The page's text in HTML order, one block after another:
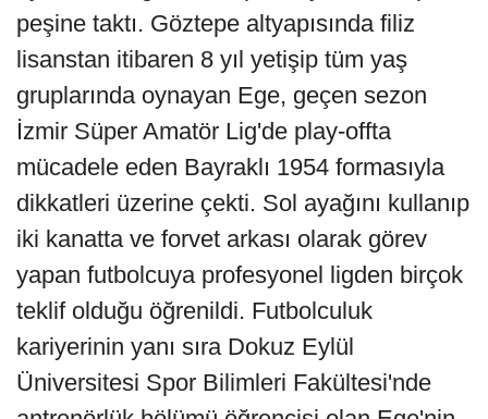
peşine taktı. Göztepe altyapısında filiz
lisanstan itibaren 8 yıl yetişip tüm yaş
gruplarında oynayan Ege, geçen sezon
İzmir Süper Amatör Lig'de play-offta
mücadele eden Bayraklı 1954 formasıyla
dikkatleri üzerine çekti. Sol ayağını kullanıp
iki kanatta ve forvet arkası olarak görev
yapan futbolcuya profesyonel ligden birçok
teklif olduğu öğrenildi. Futbolculuk
kariyerinin yanı sıra Dokuz Eylül
Üniversitesi Spor Bilimleri Fakültesi'nde